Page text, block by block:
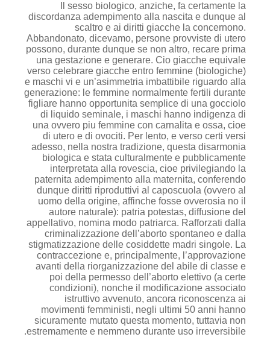
Il sesso biologico, anziche, fa certamente la
discordanza adempimento alla nascita e dunque al
scaltro e ai diritti giacche la concernono.
Abbandonato, dicevamo, persone provviste di utero
possono, durante dunque se non altro, recare prima
una gestazione e generare. Cio giacche equivale
verso celebrare giacche entro femmine (biologiche)
e maschi vi e un’asimmetria imbattibile riguardo alla
generazione: le femmine normalmente fertili durante
figliare hanno opportunita semplice di una gocciolo
di liquido seminale, i maschi hanno indigenza di
una ovvero piu femmine con carnalita e ossa, cioe
di utero e di ovociti. Per lento, e verso certi versi
adesso, nella nostra tradizione, questa disarmonia
biologica e stata culturalmente e pubblicamente
interpretata alla rovescia, cioe privilegiando la
paternita adempimento alla maternita, conferendo
dunque diritti riproduttivi al caposcuola (ovvero al
uomo della origine, affinche fosse ovverosia no il
autore naturale): patria potestas, diffusione del
appellativo, nomina modo patriarca. Rafforzati dalla
criminalizzazione dell’aborto spontaneo e dalla
stigmatizzazione delle cosiddette madri singole. La
contraccezione e, principalmente, l’approvazione
avanti della riorganizzazione del abile di classe e
poi della permesso dell’aborto elettivo (a certe
condizioni), nonche il modificazione associato
istruttivo avvenuto, ancora riconoscenza ai
movimenti femministi, negli ultimi 50 anni hanno
sicuramente mutato questa momento, tuttavia non
estremamente e nemmeno durante uso irreversibile.